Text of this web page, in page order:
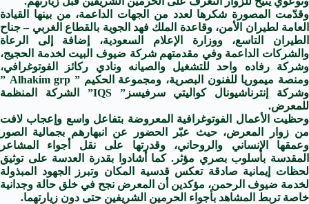
وقدّمت المصورة شكرها لعدد من الجهات الداعمة، من بينها القيادة
العامة لطيران الأمن، وقاعدة الملك فهد الجوية بالقطاع الغربي – جناح
الطيران التاسع، ووزارة الإعلام السعودية، إضافة إلى الرعاة
والشركات الداعمة وفي مقدمتهم شركة ضيوف البيت لخدمة الحجيج،
وشركة رفاده واحد للتشغيل والصيانه ونادي ركائز الفوتوغرافي،
ومنصة ميموريا للفنون البصرية، ومجموعة الحكيم ” Alhakim grp ”
وشركة إنترناشيونال كواليتي سرفيسز” IQS” الشركة المنظمة
للمعرض.
وحظيت الأعمال الفوتوغرافية المعروضة بتفاعل واسع وإعجاب لافت
من زوار المعرض، حيث عبّر الحضور عن انبهارهم بجمالية الصور
وعمقها الإنساني والروحاني، وقدرتها على نقل أجواء المشاعر
المقدسة بأسلوب بصري مؤثر. كما أشادوا بقدرة العدسة على توثيق
لحظات إيمانية صادقة تعكس قدسية المكان وتبرز الجهود المبذولة
لخدمة ضيوف الرحمن، مؤكدين أن المعرض نجح في خلق حالة وجدانية
خاصة تربط المشاهد بأجواء الحرمين الشريفين حتى دون زيارتهما.